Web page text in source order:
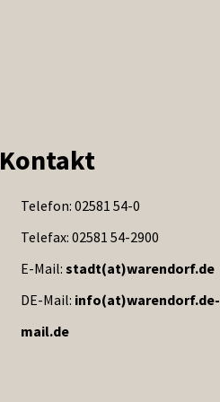
Kontakt
Telefon: 02581 54-0
Telefax: 02581 54-2900
E-Mail: stadt(at)warendorf.de
DE-Mail: info(at)warendorf.de-
mail.de